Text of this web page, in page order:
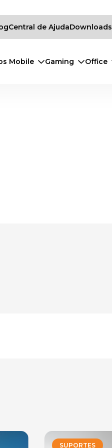
Central de AjudaDownloads
Mobile Gaming Office
SUPORTES